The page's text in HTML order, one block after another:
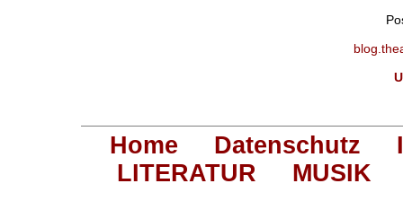
Home Datenschutz
LITERATUR
MUSIK